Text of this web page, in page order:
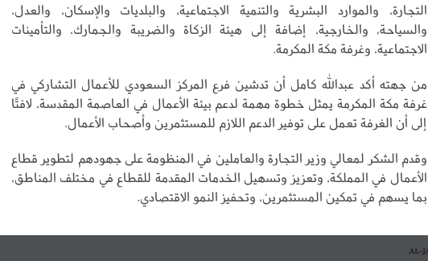
التجارة، والموارد البشرية والتنمية الاجتماعية، والبلديات والإسكان، والعدل،
والسياحة، والخارجية، إضافة إلى هيئة الزكاة والضريبة والجمارك، والتأمينات
الاجتماعية، وغرفة مكة المكرمة.
من جهته أكد عبدالله كامل أن تدشين فرع المركز السعودي للأعمال التشاركي في
غرفة مكة المكرمة يمثل خطوة مهمة لدعم بيئة الأعمال في العاصمة المقدسة، لافتًا
إلى أن الغرفة تعمل على توفير الدعم اللازم للمستثمرين وأصحاب الأعمال.
وقدم الشكر لمعالي وزير التجارة والعاملين في المنظومة على جهودهم لتطوير قطاع
الأعمال في المملكة، وتعزيز وتسهيل الخدمات المقدمة للقطاع في مختلف المناطق،
بما يسهم في تمكين المستثمرين، وتحفيز النمو الاقتصادي.